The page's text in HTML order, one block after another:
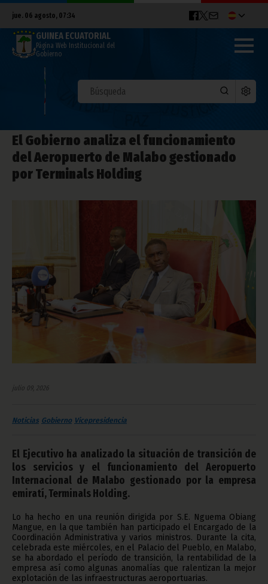
jue. 06 agosto, 07:34
GUINEA ECUATORIAL
Página Web Institucional del
Gobierno
El Gobierno analiza el funcionamiento
del Aeropuerto de Malabo gestionado
por Terminals Holding
julio 09, 2026
Noticias Gobierno Vicepresidencia
El Ejecutivo ha analizado la situación de transición de
los servicios y el funcionamiento del Aeropuerto
Internacional de Malabo gestionado por la empresa
emiratí, Terminals Holding.
Lo ha hecho en una reunión dirigida por S.E. Nguema Obiang
Mangue, en la que también han participado el Encargado de la
Coordinación Administrativa y varios ministros. Durante la cita,
celebrada este miércoles, en el Palacio del Pueblo, en Malabo,
se ha abordado el período de transición, la rentabilidad de la
empresa así como algunas anomalías que ralentizan la mejor
explotación de las infraestructuras aeroportuarias.